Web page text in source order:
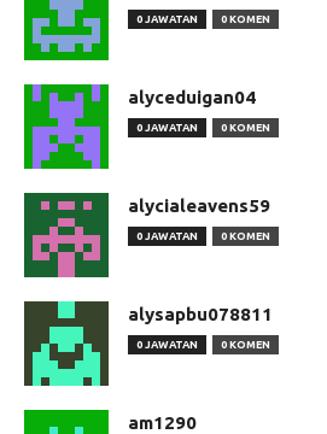
0 JAWATAN 0 KOMEN
alyceduigan04
0 JAWATAN 0 KOMEN
alycialeavens59
0 JAWATAN 0 KOMEN
alysapbu078811
0 JAWATAN 0 KOMEN
am1290